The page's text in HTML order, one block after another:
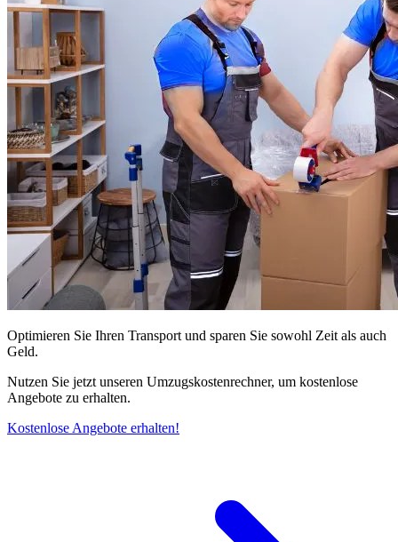
Optimieren Sie Ihren Transport und sparen Sie sowohl Zeit als auch
Geld.
Nutzen Sie jetzt unseren Umzugskostenrechner, um kostenlose
Angebote zu erhalten.
Kostenlose Angebote erhalten!